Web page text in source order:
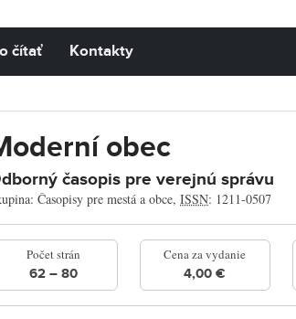
čítať Kontakty
obec
časopis pre verejnú správu
Časopisy pre mestá a obce, ISSN: 1211-0507
Počet strán
62 – 80
Cena za vydanie
4,00 €